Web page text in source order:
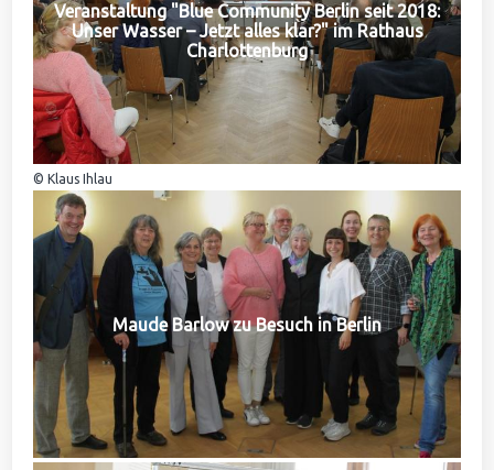
Veranstaltung "Blue Community Berlin seit 2018:
Unser Wasser – Jetzt alles klar?" im Rathaus
Charlottenburg
© Klaus Ihlau
Maude Barlow zu Besuch in Berlin